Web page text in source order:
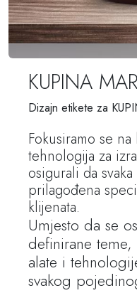
KUPINA
Dizajn etikete za
Fokusiramo se
tehnologija za
osigurali da
prilagođena
klijenata.
Umjesto da se
definirane
alate i
svakog